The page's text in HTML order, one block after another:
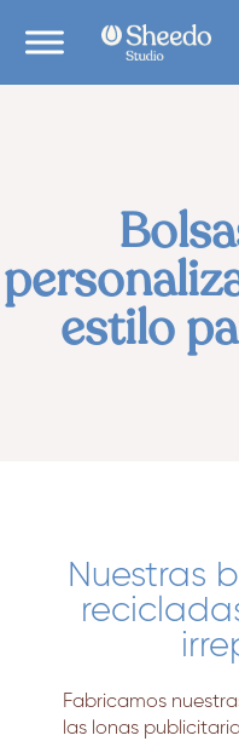
estilo
Nuestras
Fabricamos
las lonas